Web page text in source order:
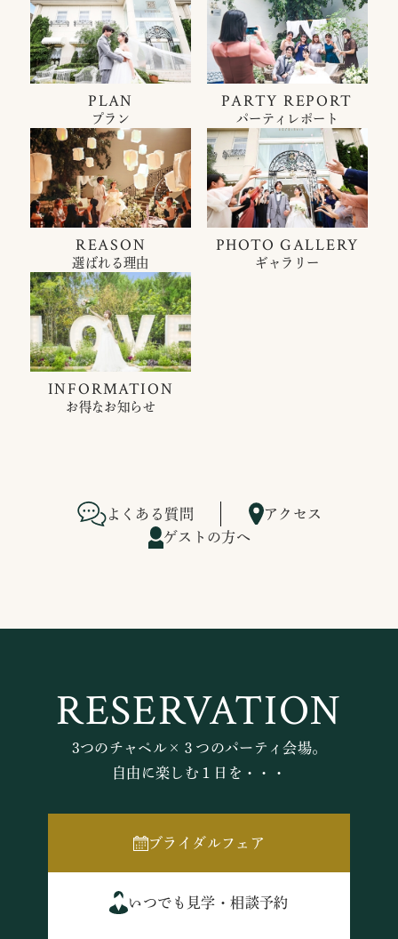
PLAN
プラン
PARTY REPORT
パーティレポート
REASON
選ばれる理由
PHOTO GALLERY
ギャラリー
INFORMATION
お得なお知らせ
よくある質問
アクセス
ゲストの方へ
RESERVATION
3つのチャペル×３つのパーティ会場。
自由に楽しむ１日を・・・
ブライダルフェア
いつでも見学・相談予約